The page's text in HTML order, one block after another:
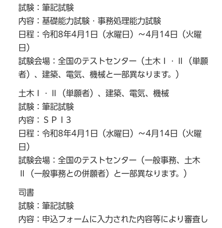
試験：筆記試験
内容：基礎能力試験・事務処理能力試験
日程：令和8年4月1日（水曜日）～4月14日（火曜
日）
試験会場：全国のテストセンター（土木Ⅰ・Ⅱ（単願
者）、建築、電気、機械と一部異なります。）
土木Ⅰ・Ⅱ（単願者）、建築、電気、機械
試験：筆記試験
内容：ＳＰＩ3
日程：令和8年4月1日（水曜日）～4月14日（火曜
日）
試験会場：全国のテストセンター（一般事務、土木
Ⅱ（一般事務との併願者）と一部異なります。）
司書
試験：筆記試験
内容：申込フォームに入力された内容等により審査し